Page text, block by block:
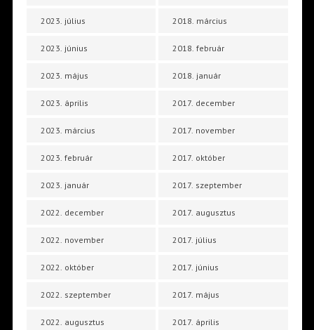
2023. július
2023. június
2023. május
2023. április
2023. március
2023. február
2023. január
2022. december
2022. november
2022. október
2022. szeptember
2022. augusztus
2018. március
2018. február
2018. január
2017. december
2017. november
2017. október
2017. szeptember
2017. augusztus
2017. július
2017. június
2017. május
2017. április